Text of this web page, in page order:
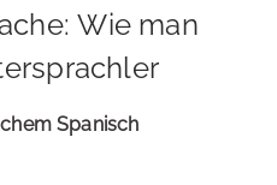
Wie man
Spanisch